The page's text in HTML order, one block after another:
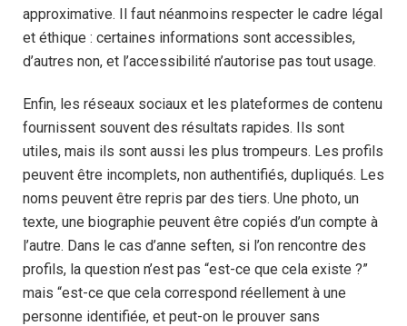
approximative. Il faut néanmoins respecter le cadre légal
et éthique : certaines informations sont accessibles,
d’autres non, et l’accessibilité n’autorise pas tout usage.
Enfin, les réseaux sociaux et les plateformes de contenu
fournissent souvent des résultats rapides. Ils sont
utiles, mais ils sont aussi les plus trompeurs. Les profils
peuvent être incomplets, non authentifiés, dupliqués. Les
noms peuvent être repris par des tiers. Une photo, un
texte, une biographie peuvent être copiés d’un compte à
l’autre. Dans le cas d’anne seften, si l’on rencontre des
profils, la question n’est pas “est-ce que cela existe ?”
mais “est-ce que cela correspond réellement à une
personne identifiée, et peut-on le prouver sans